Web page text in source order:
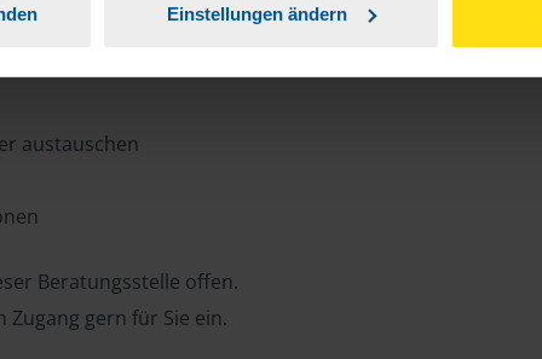
Einstellungen ändern
austauschen
Beratungsstelle offen.
gern für Sie ein.